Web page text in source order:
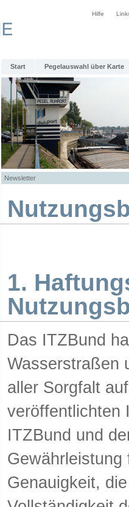
Hilfe
Start Pegelauswahl über Karte
Newsletter
1.
Das ITZBund
Wasserstraßen
aller Sorgfalt
veröffentlichten
ITZBund und
Genauigkeit,